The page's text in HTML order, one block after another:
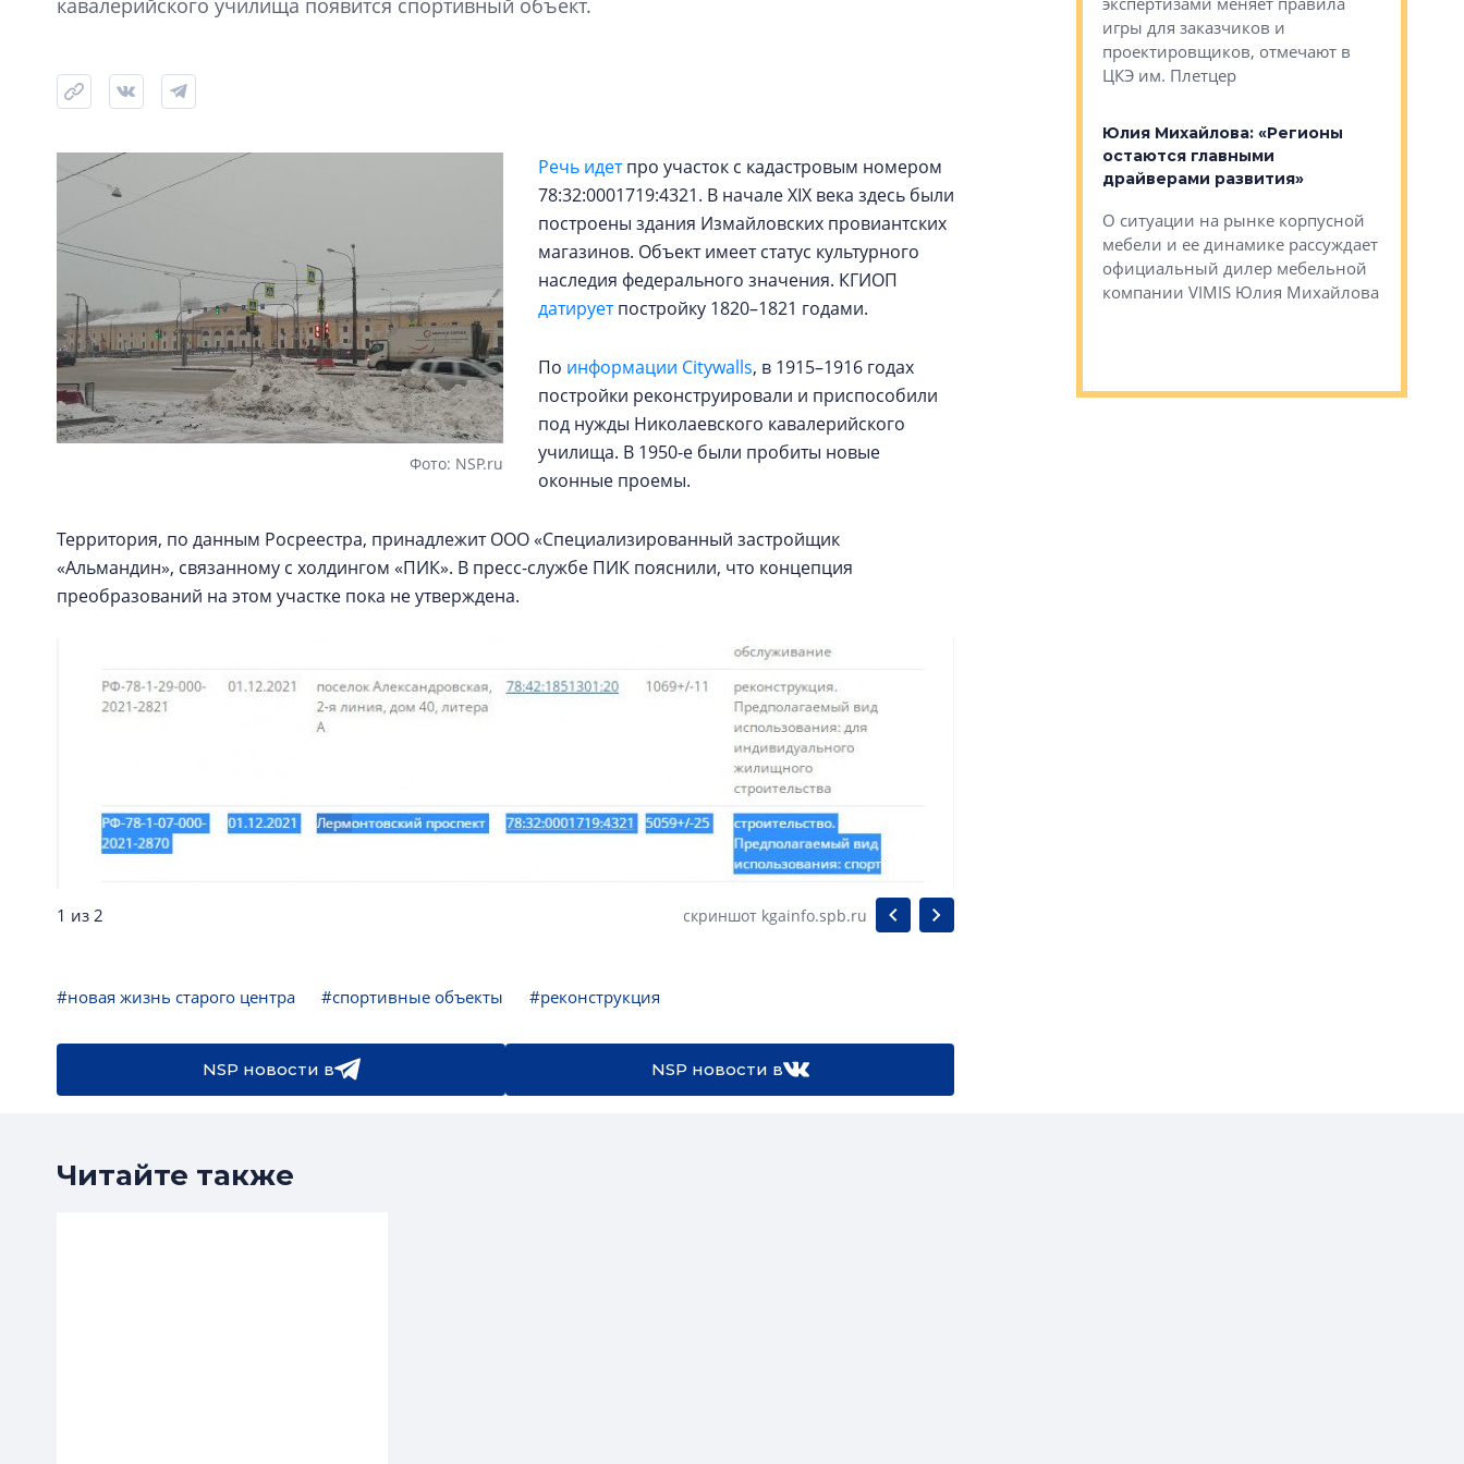
кавалерийского училища появится спортивный объект.
Фото: NSP.ru
Речь идетпро участок с кадастровым номером
78:32:0001719:4321. В начале XIX века здесь были
построены здания Измайловских провиантских
магазинов. Объект имеет статус культурного
наследия федерального значения. КГИОП
датируетпостройку 1820–1821 годами.
По информации Citywalls, в 1915–1916 годах
постройки реконструировали и приспособили
под нужды Николаевского кавалерийского
училища. В 1950-е были пробиты новые
оконные проемы.
Территория, по данным Росреестра, принадлежит ООО «Специализированный застройщик
«Альмандин», связанному с холдингом «ПИК». В пресс-службе ПИК пояснили, что концепция
преобразований на этом участке пока не утверждена.
1 из 2 скриншот kgainfo.spb.ru
#новая жизнь старого центра #спортивные объекты #реконструкция
NSP новости в NSP новости в
Конкуренцию выиграют те
апарты, которые еще больше
приблизятся к гостиничному
уровню сервиса, уверены в УК
КЕЙПОРТ
игры для заказчиков и
проектировщиков, отмечают в
ЦКЭ им. Плетцер
Юлия Михайлова: «Регионы
остаются главными
драйверами развития»
О ситуации на рынке корпусной
мебели и ее динамике рассуждает
официальный дилер мебельной
компании VIMIS Юлия Михайлова
Читайте также